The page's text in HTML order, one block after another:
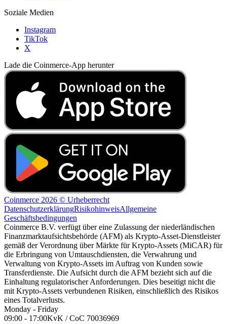
Soziale Medien
Instagram
TikTok
X
Lade die Coinmerce-App herunter
Coinmerce 2026 © Urheberrecht
DatenschutzerklärungRisikohinweisAllgemeine
Geschäftsbedingungen
Coinmerce B.V. verfügt über eine Zulassung der niederländischen
Finanzmarktaufsichtsbehörde (AFM) als Krypto-Asset-Dienstleister
gemäß der Verordnung über Märkte für Krypto-Assets (MiCAR) für
die Erbringung von Umtauschdiensten, die Verwahrung und
Verwaltung von Krypto-Assets im Auftrag von Kunden sowie
Transferdienste. Die Aufsicht durch die AFM bezieht sich auf die
Einhaltung regulatorischer Anforderungen. Dies beseitigt nicht die
mit Krypto-Assets verbundenen Risiken, einschließlich des Risikos
eines Totalverlusts.
Monday - Friday
09:00 - 17:00KvK / CoC 70036969